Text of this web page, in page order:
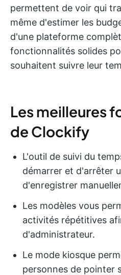
permettent de voir qui
même d'estimer les
d'une plateforme
fonctionnalités solides
souhaitent suivre leur
Les meilleures
de Clockify
L'outil de suivi du
démarrer et d'arrêter
d'enregistrer
Les modèles vous
activités répétitives
d'administrateur.
Le mode kiosque
personnes de pointer